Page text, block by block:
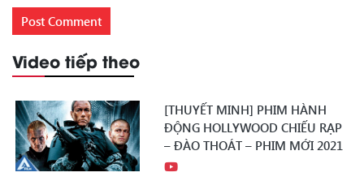
Video tiếp theo
[THUYẾT MINH] PHIM HÀNH
ĐỘNG HOLLYWOOD CHIẾU RẠP
– ĐÀO THOÁT – PHIM MỚI 2021